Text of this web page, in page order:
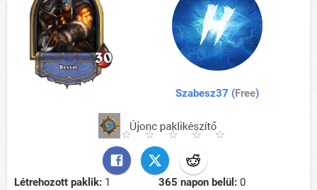
Szabesz37 (Free)
Létrehozott paklik: 1 365 napon belül: 0